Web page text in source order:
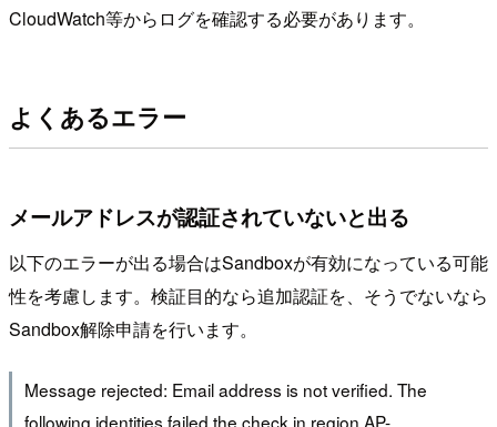
CloudWatch等からログを確認する必要があります。
よくあるエラー
メールアドレスが認証されていないと出る
以下のエラーが出る場合はSandboxが有効になっている可能
性を考慮します。検証目的なら追加認証を、そうでないなら
Sandbox解除申請を行います。
Message rejected: Email address is not verified. The
following identities failed the check in region AP-